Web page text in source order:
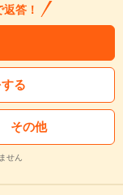
答！
る
その他
せん